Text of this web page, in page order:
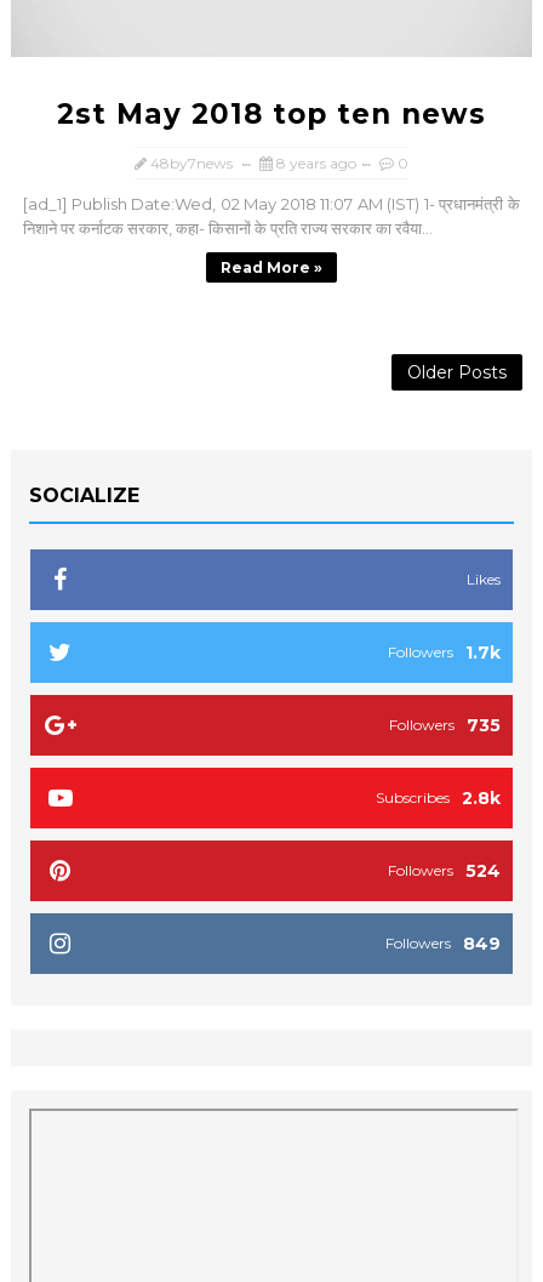
2st May 2018 top ten news
48by7news 8 years ago 0
[ad_1] Publish Date:Wed, 02 May 2018 11:07 AM (IST) 1- प्रधानमंत्री के
निशाने पर कर्नाटक सरकार, कहा- किसानों के प्रति राज्‍य सरकार का रवैया...
Read More »
Older Posts
SOCIALIZE
Likes
1.7k
Followers
735
Followers
2.8k
Subscribes
524
Followers
849
Followers